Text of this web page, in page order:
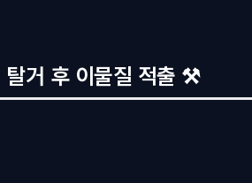
탈거 후 이물질 적출 ⚒